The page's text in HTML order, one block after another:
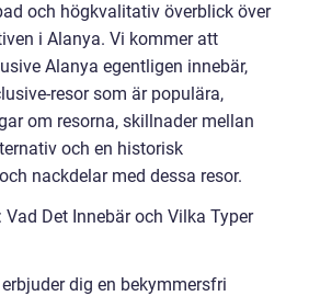
och högkvalitativ överblick över
i Alanya. Vi kommer att
Alanya egentligen innebär,
resor som är populära,
om resorna, skillnader mellan
och en historisk
nackdelar med dessa resor.
Det Innebär och Vilka Typer
dig en bekymmersfri